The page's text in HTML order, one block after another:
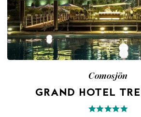
Comosjön
GRAND HOTEL